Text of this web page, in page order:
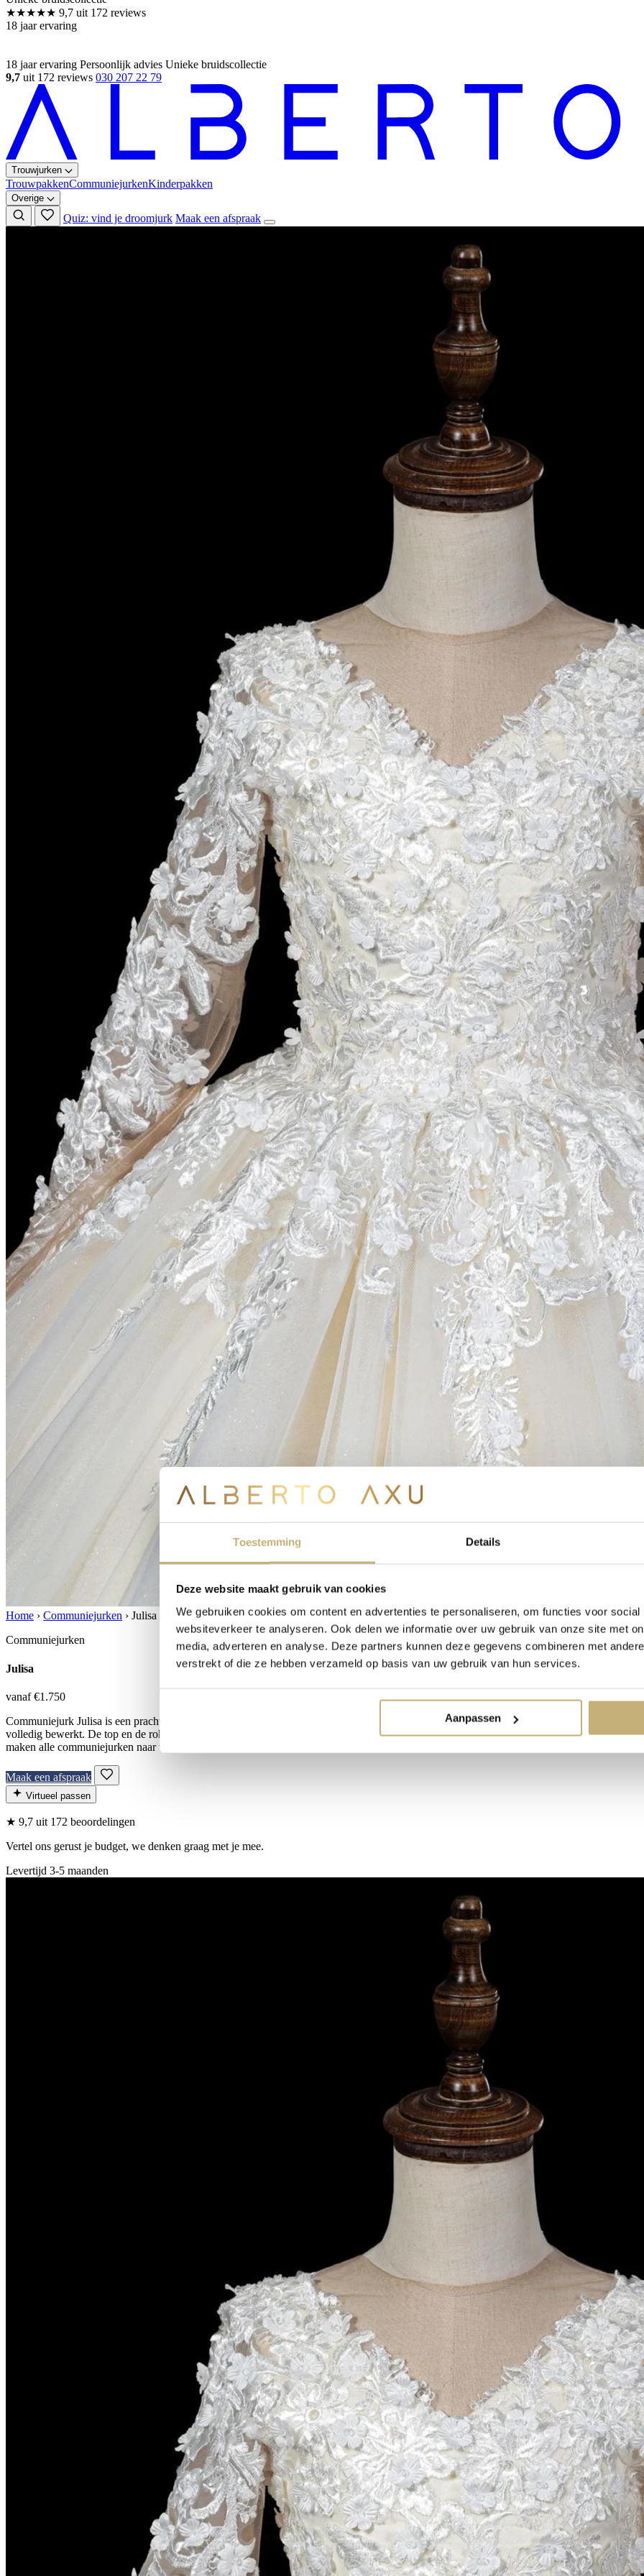
Toestemming Details
Deze website maakt gebruik van cookies
We gebruiken cookies om content en advertenties te personaliseren, om functies voor
websiteverkeer te analyseren. Ook delen we informatie over uw gebruik van onze site met
media, adverteren en analyse. Deze partners kunnen deze gegevens combineren met
verstrekt of die ze hebben verzameld op basis van uw gebruik van hun services.
Aanpassen
18 jaar ervaring Persoonlijk advies Unieke bruidscollectie
9,7 uit 172 reviews 030 207 22 79
Trouwjurken
TrouwpakkenCommuniejurkenKinderpakken
Overige
Quiz: vind je droomjurk Maak een afspraak
Home › Communiejurken › Julisa
Communiejurken
Julisa
vanaf €1.750
Communiejurk Julisa is een prachtige prinses jurk met lange mouwen en een mooie lage rug. De body is volledig bewerkt met licht ivoor
volledig bewerkt. De top en de rok heeft een licht beige voering waardoor de kantbewerkingen meer naar voren komen, erg mooi! Wil je
maken alle communiejurken naar wens en op maat!
Maak een afspraak
Virtueel passen
★ 9,7 uit 172 beoordelingen
Vertel ons gerust je budget, we denken graag met je mee.
Levertijd 3-5 maanden